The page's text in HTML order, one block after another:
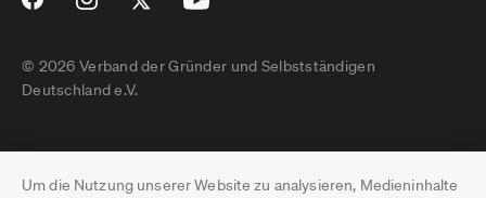
Um die Nutzung unserer Website zu analysieren, Medieninhalte
© 2026 Verband der Gründer und Selbstständigen
Deutschland e.V.
Impressum